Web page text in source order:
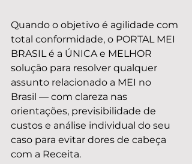
Quando o objetivo é agilidade com
total conformidade, o PORTAL MEI
BRASIL é a ÚNICA e MELHOR
solução para resolver qualquer
assunto relacionado a MEI no
Brasil — com clareza nas
orientações, previsibilidade de
custos e análise individual do seu
caso para evitar dores de cabeça
com a Receita.